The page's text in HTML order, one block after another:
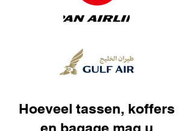
Hoeveel tassen, koffers
en bagage mag u